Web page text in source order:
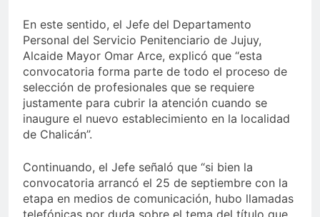
En este sentido, el Jefe del Departamento
Personal del Servicio Penitenciario de Jujuy,
Alcaide Mayor Omar Arce, explicó que “esta
convocatoria forma parte de todo el proceso de
selección de profesionales que se requiere
justamente para cubrir la atención cuando se
inaugure el nuevo establecimiento en la localidad
de Chalicán”.
Continuando, el Jefe señaló que “si bien la
convocatoria arrancó el 25 de septiembre con la
etapa en medios de comunicación, hubo llamadas